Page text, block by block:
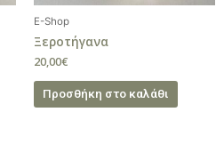
E-Shop
Ξεροτήγανα
20,00€
Προσθήκη στο καλάθι